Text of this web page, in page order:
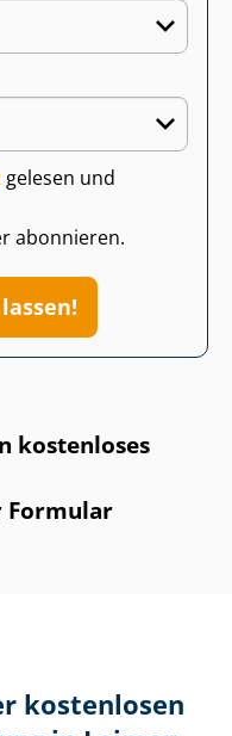
kostenloses
Formular
gelesen und
abonnieren.
kostenlosen